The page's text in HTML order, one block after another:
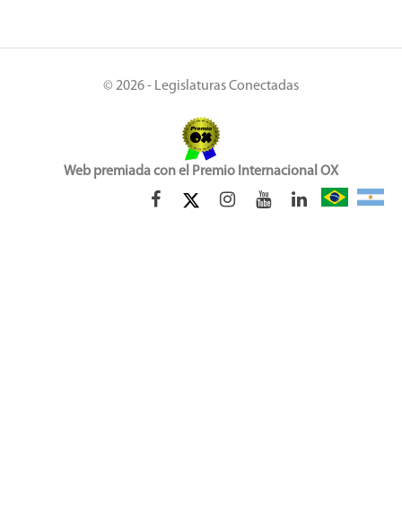
© 2026 - Legislaturas Conectadas
Web premiada con el Premio Internacional OX